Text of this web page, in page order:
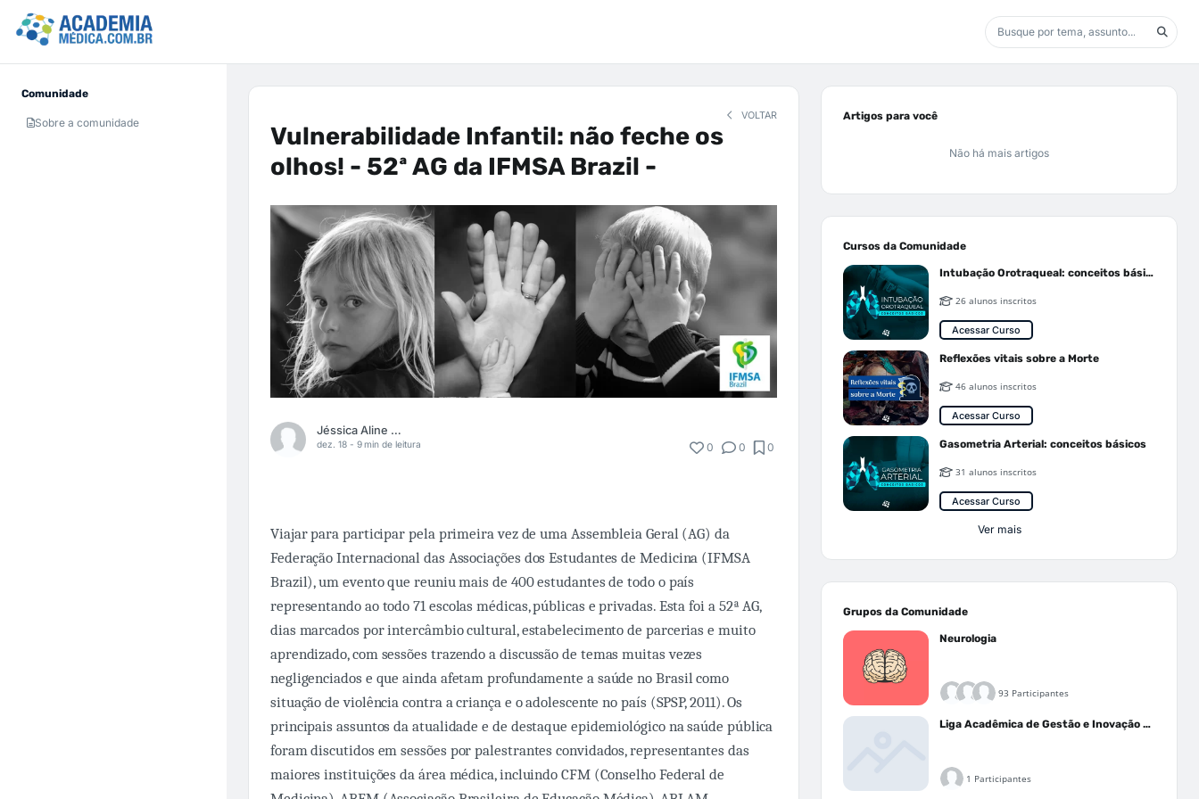
Comunidade
Sobre a comunidade
VOLTAR
Vulnerabilidade Infantil: não feche os
olhos! - 52ª AG da IFMSA Brazil -
Jéssica Aline Giovanetti
dez. 18 - 9 min de leitura 0 0 0
Viajar para participar pela primeira vez de uma Assembleia Geral (AG) da
Federação Internacional das Associações dos Estudantes de Medicina (IFMSA
Brazil), um evento que reuniu mais de 400 estudantes de todo o país
representando ao todo 71 escolas médicas, públicas e privadas. Esta foi a 52ª AG,
dias marcados por intercâmbio cultural, estabelecimento de parcerias e muito
aprendizado, com sessões trazendo a discussão de temas muitas vezes
negligenciados e que ainda afetam profundamente a saúde no Brasil como
situação de violência contra a criança e o adolescente no país (SPSP, 2011). Os
principais assuntos da atualidade e de destaque epidemiológico na saúde pública
foram discutidos em sessões por palestrantes convidados, representantes das
maiores instituições da área médica, incluindo CFM (Conselho Federal de
Artigos para você
Não há mais artigos
Cursos da Comunidade
Intubação Orotraqueal: conceitos básicos
26 alunos inscritos
Acessar Curso
Reflexões vitais sobre a Morte
46 alunos inscritos
Acessar Curso
Gasometria Arterial: conceitos básicos
31 alunos inscritos
Acessar Curso
Ver mais
Grupos da Comunidade
Neurologia
93 Participantes
Liga Acadêmica de Gestão e Inovação Médica - LAGIM
1 Participantes